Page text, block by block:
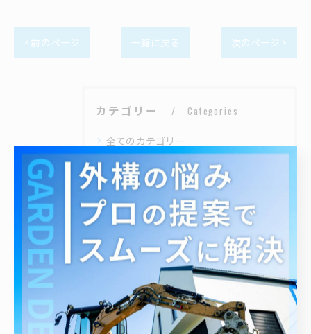
< 前のページ 一覧に戻る 次のページ >
カテゴリー Categories
全てのカテゴリー
エクステリア
造成工事
戸建て
土木